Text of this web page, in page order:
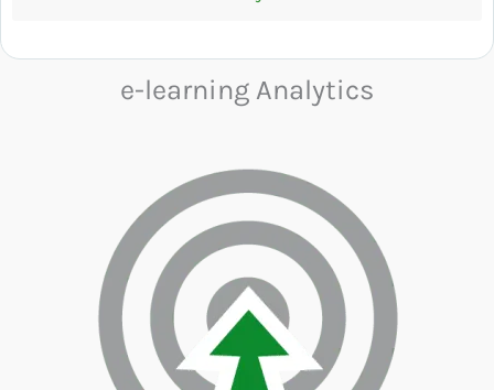
e-learning Analytics